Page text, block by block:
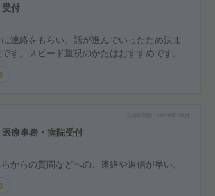
付
連絡をもらい、話が進んでいったため決ま
す。スピード重視のかたはおすすめです。
2024年08月
療事務・病院受付
からの質問などへの、連絡や返信が早い。